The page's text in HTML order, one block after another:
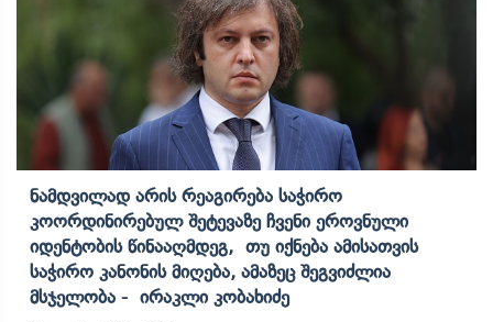
Ნამდვილად Არის Რეაგირება Საჭირო
Კოორდინირებულ Შეტევაზე Ჩვენი Ეროვნული
Იდენტობის Წინააღმდეგ, Თუ Იქნება Ამისათვის
Საჭირო Კანონის Მიღება, Ამაზეც Შეგვიძლია
Მსჯელობა - Ირაკლი Კობახიძე